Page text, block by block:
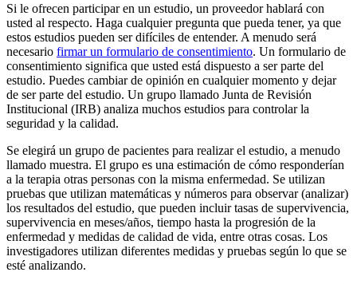
Si le ofrecen participar en un estudio, un proveedor hablará con
usted al respecto. Haga cualquier pregunta que pueda tener, ya que
estos estudios pueden ser difíciles de entender. A menudo será
necesario firmar un formulario de consentimiento. Un formulario de
consentimiento significa que usted está dispuesto a ser parte del
estudio. Puedes cambiar de opinión en cualquier momento y dejar
de ser parte del estudio. Un grupo llamado Junta de Revisión
Institucional (IRB) analiza muchos estudios para controlar la
seguridad y la calidad.
Se elegirá un grupo de pacientes para realizar el estudio, a menudo
llamado muestra. El grupo es una estimación de cómo responderían
a la terapia otras personas con la misma enfermedad. Se utilizan
pruebas que utilizan matemáticas y números para observar (analizar)
los resultados del estudio, que pueden incluir tasas de supervivencia,
supervivencia en meses/años, tiempo hasta la progresión de la
enfermedad y medidas de calidad de vida, entre otras cosas. Los
investigadores utilizan diferentes medidas y pruebas según lo que se
esté analizando.